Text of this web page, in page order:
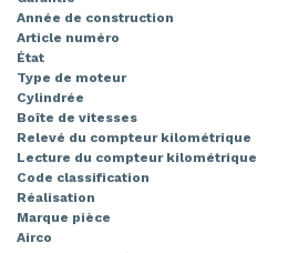
Année de construction
Article numéro
État
Type de moteur
Cylindrée
Boîte de vitesses
Relevé du compteur kilométrique
Lecture du compteur kilométrique
Code classification
Réalisation
Marque pièce
Airco